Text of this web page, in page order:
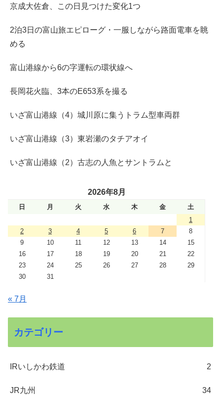
京成大佐倉、この日見つけた変化1つ
2泊3日の富山旅エピローグ・一服しながら路面電車を眺
める
富山港線から6の字運転の環状線へ
長岡花火臨、3本のE653系を撮る
いざ富山港線（4）城川原に集うトラム型車両群
いざ富山港線（3）東岩瀬のタチアオイ
いざ富山港線（2）古志の人魚とサントラムと
2026年8月
日 月 火 水 木 金
土
1
2
3 4 5 6 7
8
9
10 11 12 13 14
15
16
17 18 19 20 21
22
23
24 25 26 27 28
29
30
31
« 7月
カテゴリー
IRいしかわ鉄道 2
JR九州 34